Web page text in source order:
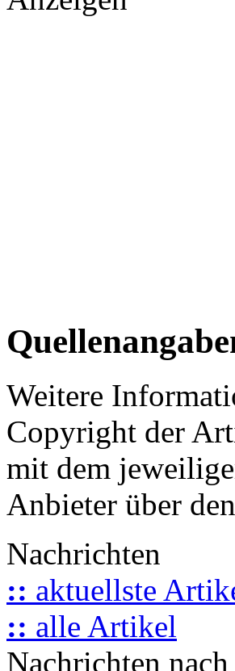
Weitere
Copyright der
mit dem
Anbieter über
Nachrichten
:: aktuellste
:: alle Artikel
Nachrichten